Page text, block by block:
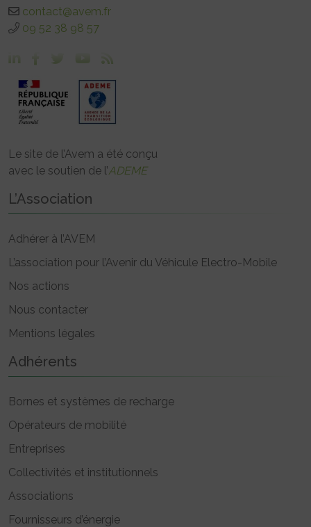
contact@avem.fr
09 52 38 98 57
Le site de l’Avem a été conçu
avec le soutien de l’ADEME
L’Association
Adhérer à l’AVEM
L’association pour l’Avenir du Véhicule Electro-Mobile
Nos actions
Nous contacter
Mentions légales
Adhérents
Bornes et systèmes de recharge
Opérateurs de mobilité
Entreprises
Collectivités et institutionnels
Associations
Fournisseurs d’énergie